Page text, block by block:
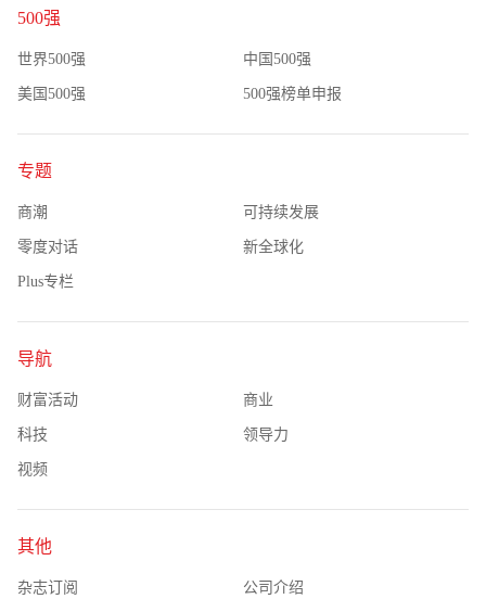
500强
世界500强 中国500强
美国500强 500强榜单申报
专题
商潮 可持续发展
零度对话 新全球化
Plus专栏
导航
财富活动 商业
科技 领导力
视频
其他
杂志订阅 公司介绍